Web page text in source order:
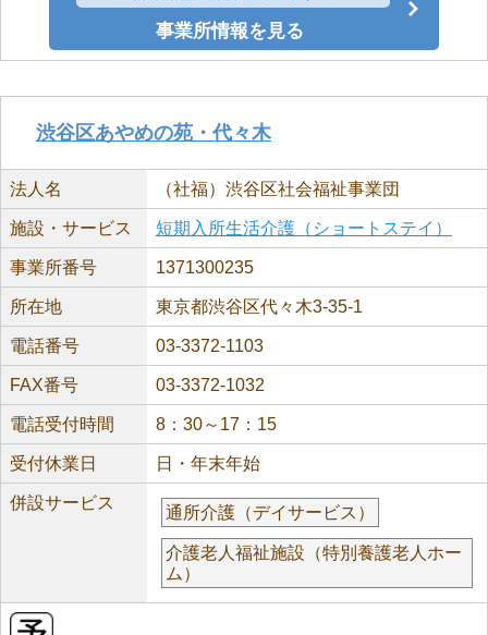
事業所情報を見る
渋谷区あやめの苑・代々木
法人名 （社福）渋谷区社会福祉事業団
施設・サービス 短期入所生活介護（ショートステイ）
事業所番号 1371300235
所在地 東京都渋谷区代々木3-35-1
電話番号 03-3372-1103
FAX番号 03-3372-1032
電話受付時間 8：30～17：15
受付休業日 日・年末年始
併設サービス
通所介護（デイサービス）
介護老人福祉施設（特別養護老人ホー
ム）